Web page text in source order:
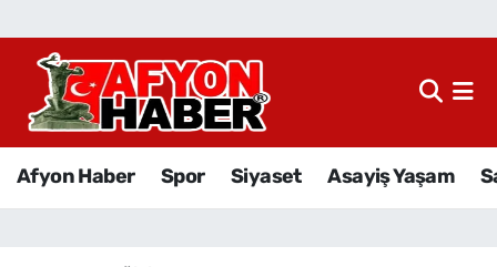
Afyon Haber Spor Siyaset Asayiş Yaşam
Afyon Haber